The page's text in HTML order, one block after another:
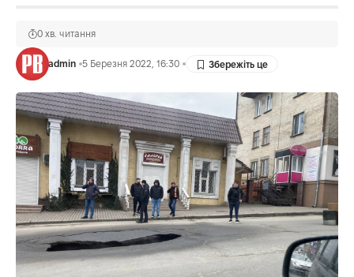
admin 5 Березня 2022, 16:30
0 хв. читання